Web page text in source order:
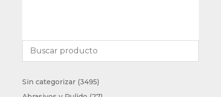
Sin categorizar 34953495
productos